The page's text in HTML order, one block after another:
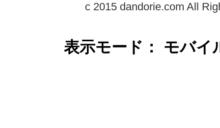
c 2015 dandorie.com All
表示モード： モバ